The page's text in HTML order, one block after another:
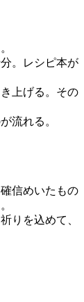
。レシピ本が
上げる。その
流れる。
信めいたもの
りを込めて、